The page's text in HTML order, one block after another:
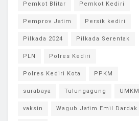
Pemkot Blitar Pemkot Kediri
Pemprov Jatim Persik kediri
Pilkada 2024 Pilkada Serentak
PLN Polres Kediri
Polres Kediri Kota PPKM
surabaya Tulungagung UMKM
vaksin Wagub Jatim Emil Dardak